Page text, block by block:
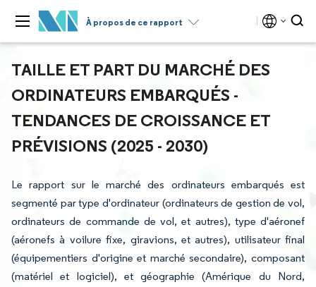
À propos de ce rapport
TAILLE ET PART DU MARCHÉ DES
ORDINATEURS EMBARQUÉS -
TENDANCES DE CROISSANCE ET
PRÉVISIONS (2025 - 2030)
Le rapport sur le marché des ordinateurs embarqués est
segmenté par type d'ordinateur (ordinateurs de gestion de vol,
ordinateurs de commande de vol, et autres), type d'aéronef
(aéronefs à voilure fixe, giravions, et autres), utilisateur final
(équipementiers d'origine et marché secondaire), composant
(matériel et logiciel), et géographie (Amérique du Nord,